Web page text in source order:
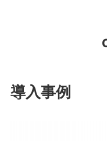
導入事例